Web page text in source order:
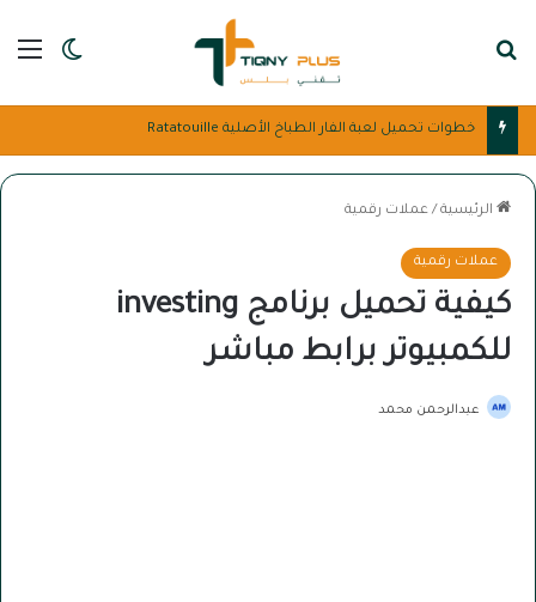
الوضع
تحميل لعبة ناروتو للكمبيوتر بحجم صغير في 4 خطوات Naruto
الرئيسية / عملات رقمية
عملات رقمية
كيفية تحميل برنامج investing
للكمبيوتر برابط مباشر
عبدالرحمن محمد